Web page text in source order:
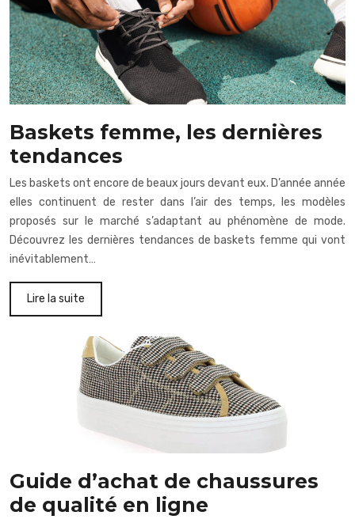
Baskets femme, les dernières
tendances
Les baskets ont encore de beaux jours devant eux. D’année année
elles continuent de rester dans l’air des temps, les modèles
proposés sur le marché s’adaptant au phénomène de mode.
Découvrez les dernières tendances de baskets femme qui vont
inévitablement…
Lire la suite
Guide d’achat de chaussures
de qualité en ligne